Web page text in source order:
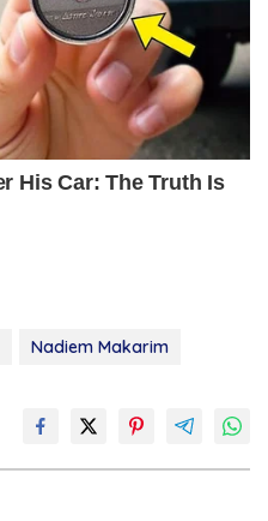
Nadiem Makarim